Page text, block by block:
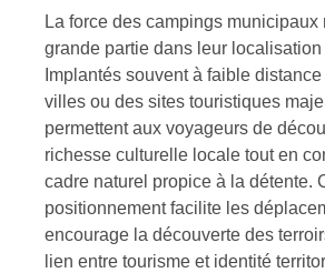
La force des campings municipaux
grande partie dans leur localisation
Implantés souvent à faible
villes ou des sites touristiques
permettent aux voyageurs de
richesse culturelle locale tout en
cadre naturel propice à la détente.
positionnement facilite les
encourage la découverte des
lien entre tourisme et identité